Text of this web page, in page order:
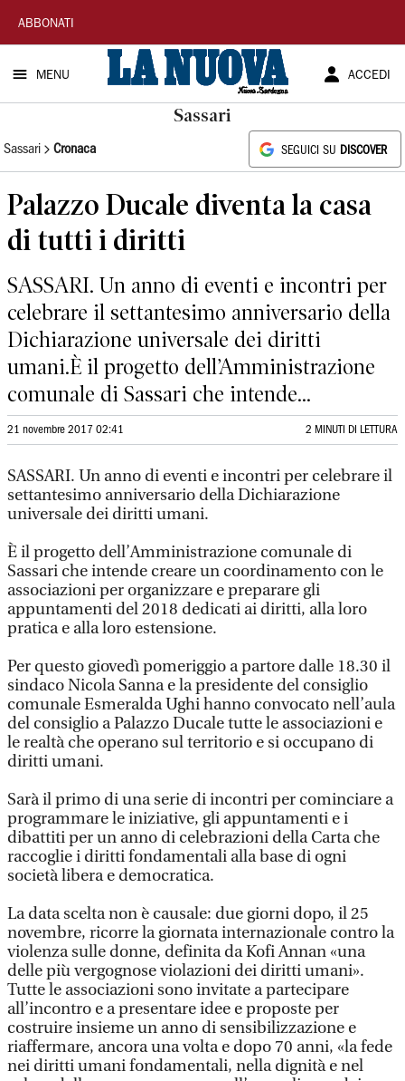
La
Nuova
Sardegna
ABBONATI
MENU ACCEDI
Sassari
Sassari Cronaca SEGUICI SU DISCOVER
Palazzo Ducale diventa la casa
di tutti i diritti
SASSARI. Un anno di eventi e incontri per
celebrare il settantesimo anniversario della
Dichiarazione universale dei diritti
umani.È il progetto dell’Amministrazione
comunale di Sassari che intende...
21 novembre 2017 02:41 2 MINUTI DI LETTURA
SASSARI. Un anno di eventi e incontri per celebrare il
settantesimo anniversario della Dichiarazione
universale dei diritti umani.
È il progetto dell’Amministrazione comunale di
Sassari che intende creare un coordinamento con le
associazioni per organizzare e preparare gli
appuntamenti del 2018 dedicati ai diritti, alla loro
pratica e alla loro estensione.
Per questo giovedì pomeriggio a partore dalle 18.30 il
sindaco Nicola Sanna e la presidente del consiglio
comunale Esmeralda Ughi hanno convocato nell’aula
del consiglio a Palazzo Ducale tutte le associazioni e
le realtà che operano sul territorio e si occupano di
diritti umani.
Sarà il primo di una serie di incontri per cominciare a
programmare le iniziative, gli appuntamenti e i
dibattiti per un anno di celebrazioni della Carta che
raccoglie i diritti fondamentali alla base di ogni
società libera e democratica.
La data scelta non è causale: due giorni dopo, il 25
novembre, ricorre la giornata internazionale contro la
violenza sulle donne, definita da Kofi Annan «una
delle più vergognose violazioni dei diritti umani».
Tutte le associazioni sono invitate a partecipare
all’incontro e a presentare idee e proposte per
costruire insieme un anno di sensibilizzazione e
riaffermare, ancora una volta e dopo 70 anni, «la fede
nei diritti umani fondamentali, nella dignità e nel